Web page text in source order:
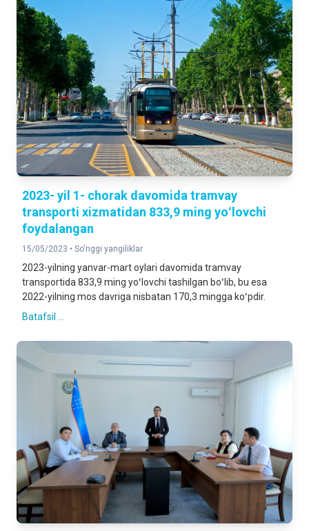
2023- yil 1- chorak davomida tramvay
transporti xizmatidan 833,9 ming yoʻlovchi
foydalangan
15/05/2023 • So'nggi yangiliklar
2023-yilning yanvar-mart oylari davomida tramvay
transportida 833,9 ming yoʻlovchi tashilgan boʻlib, bu esa
2022-yilning mos davriga nisbatan 170,3 mingga koʻpdir.
Batafsil ...